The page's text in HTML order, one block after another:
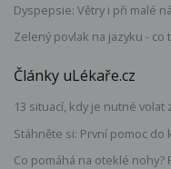
Dyspepsie: Větry i při malé
Zelený povlak na jazyku - co
Články uLékaře.cz
13 situací, kdy je nutné
Stáhněte si: První pomoc do
Co pomáhá na oteklé